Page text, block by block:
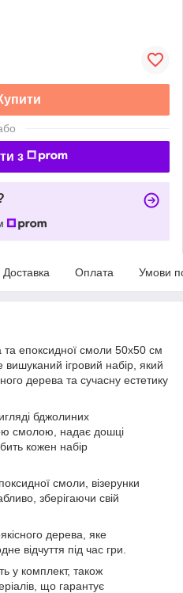
з
Доставка Оплата Умови
епоксидної смоли 50x50 см
ігровий набір, який
дерева та сучасну естетику
бджолиних
смолою, надає дошці
кожен набір
смоли, візерунки
зберігаючи свій
дерева, яке
відчуття під час гри.
у комплект, також
що гарантує